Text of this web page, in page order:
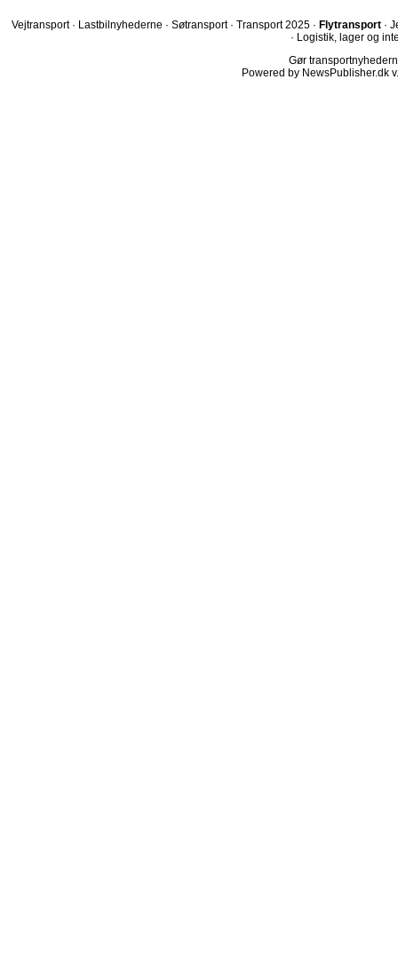
Vejtransport · Lastbilnyhederne · Søtransport · Transport 2025 · Flytransport ·
· Logistik, lager og
Gør
Powered by NewsPublisher.dk